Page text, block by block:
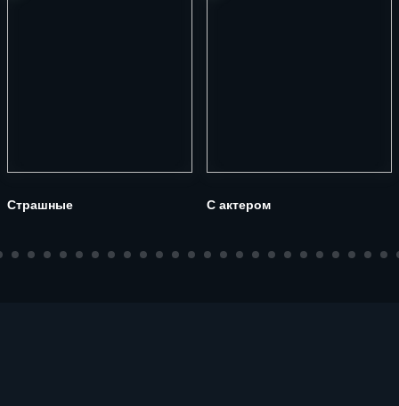
Страшные С актером